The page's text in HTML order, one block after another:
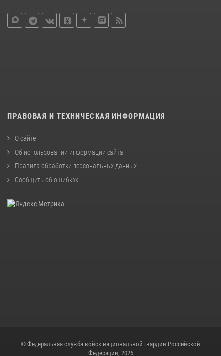
ПРАВОВАЯ И ТЕХНИЧЕСКАЯ ИНФОРМАЦИЯ
О сайте
Об использовании информации сайта
Правила обработки персональных данных
Сообщить об ошибках
© Федеральная служба войск национальной гвардии Российской
Федерации, 2026